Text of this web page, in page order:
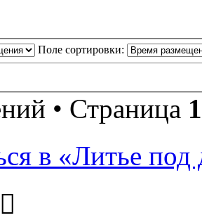
Поле сортировки:
• Страница 1
в «Литье